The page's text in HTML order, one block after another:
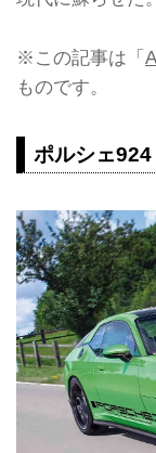
※この記事は「
ものです。
ポルシェ924